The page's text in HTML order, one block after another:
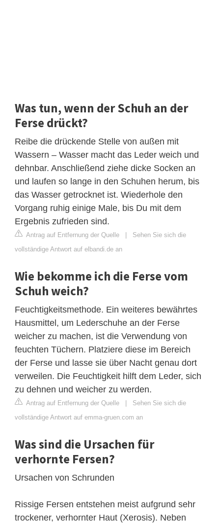
Was tun, wenn der Schuh an der
Ferse drückt?
Reibe die drückende Stelle von außen mit
Wassern – Wasser macht das Leder weich und
dehnbar. Anschließend ziehe dicke Socken an
und laufen so lange in den Schuhen herum, bis
das Wasser getrocknet ist. Wiederhole den
Vorgang ruhig einige Male, bis Du mit dem
Ergebnis zufrieden sind.
Antrag auf Entfernung der Quelle | Sehen Sie sich die
vollständige Antwort auf elbandi.de an
Wie bekomme ich die Ferse vom
Schuh weich?
Feuchtigkeitsmethode. Ein weiteres bewährtes
Hausmittel, um Lederschuhe an der Ferse
weicher zu machen, ist die Verwendung von
feuchten Tüchern. Platziere diese im Bereich
der Ferse und lasse sie über Nacht genau dort
verweilen. Die Feuchtigkeit hilft dem Leder, sich
zu dehnen und weicher zu werden.
Antrag auf Entfernung der Quelle | Sehen Sie sich die
vollständige Antwort auf emma-gruen.com an
Was sind die Ursachen für
verhornte Fersen?
Ursachen von Schrunden
Rissige Fersen entstehen meist aufgrund sehr
trockener, verhornter Haut (Xerosis). Neben